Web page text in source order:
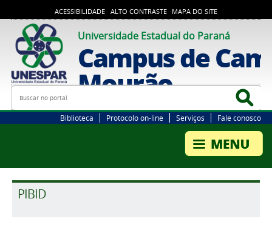
ACESSIBILIDADE ALTO CONTRASTE MAPA DO SITE
Universidade Estadual do Paraná
Campus de
Mourão
Busca
Biblioteca Protocolo on-line Serviços Fale conosco
PIBID